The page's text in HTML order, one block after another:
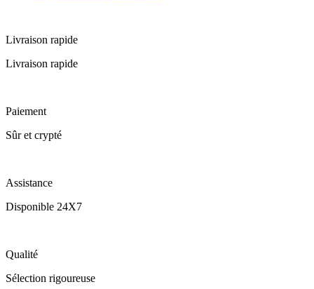
Livraison rapide
Livraison rapide
Paiement
Sûr et crypté
Assistance
Disponible 24X7
Qualité
Sélection rigoureuse